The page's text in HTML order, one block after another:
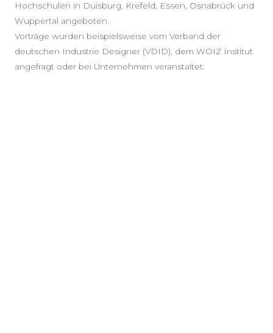
Hochschulen in Duisburg, Krefeld, Essen, Osnabrück und
Wuppertal angeboten.
Vorträge wurden beispielsweise vom Verband der
deutschen Industrie Designer (VDID), dem WOIZ Institut
angefragt oder bei Unternehmen veranstaltet.